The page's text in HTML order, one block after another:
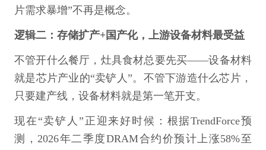
片需求暴增”不再是概念。
逻辑二：存储扩产+国产化，上游设备材料最受益
不管开什么餐厅，灶具食材总要先买——设备材料
就是芯片产业的“卖铲人”。不管下游造什么芯片，
只要建产线，设备材料就是第一笔开支。
现在“卖铲人”正迎来好时候：根据TrendForce预
测，2026年二季度DRAM合约价预计上涨58%至